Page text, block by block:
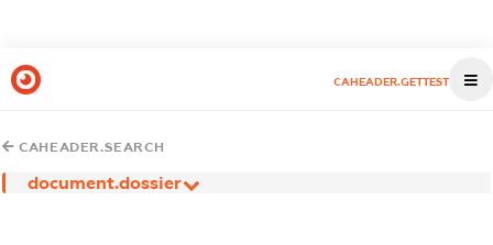
CAHEADER.GETTEST
CAHEADER.SEARCH
document.dossier